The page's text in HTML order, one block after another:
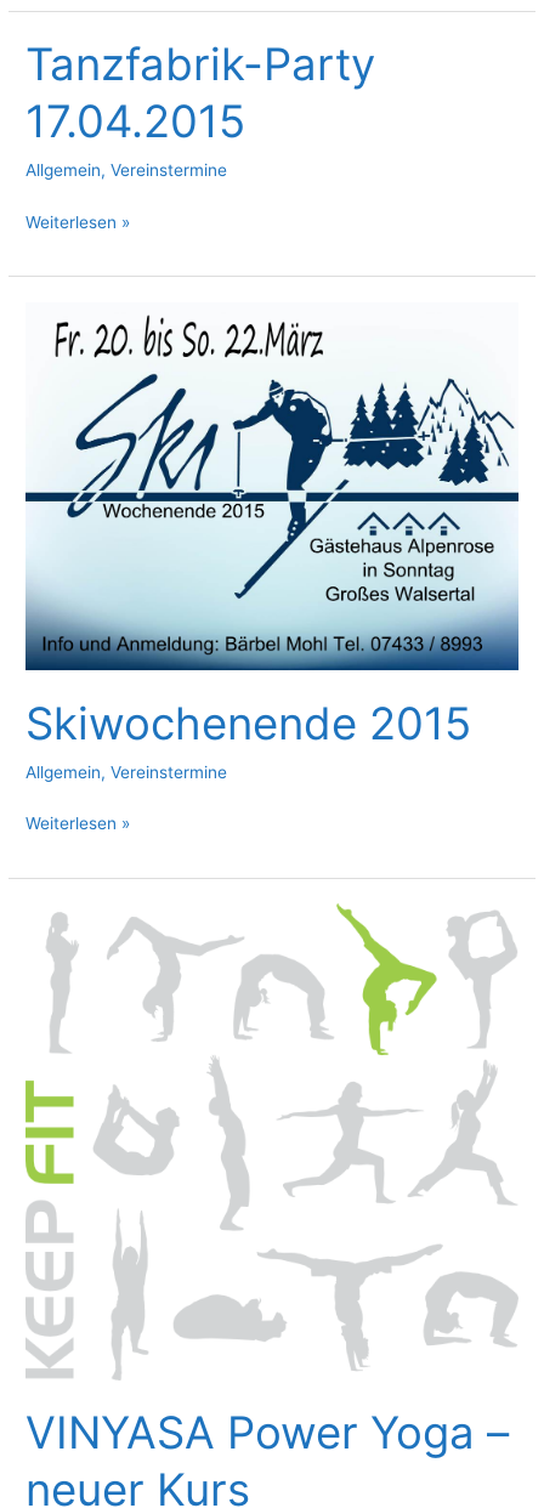
neuer
Kurs
Montag,
21.
September
Tanzfabrik-Party
17.04.2015
Allgemein,Vereinstermine
Tanzfabrik-
17.04.2015
Weiterlesen »
Skiwochenende 2015
Allgemein,Vereinstermine
Skiwochenende
Weiterlesen »
VINYASA Power Yoga –
neuer Kurs